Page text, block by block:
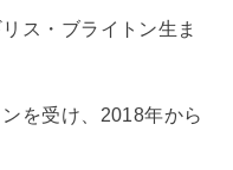
ス・ブライトン生ま
を受け、2018年から